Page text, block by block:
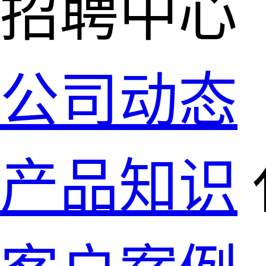
招聘中心
公司动态
产品知识